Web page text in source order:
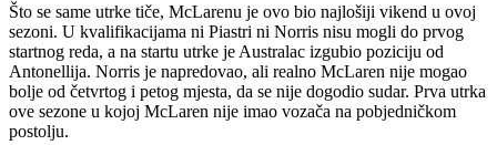
Što se same utrke tiče, McLarenu je ovo bio najlošiji vikend u ovoj
sezoni. U kvalifikacijama ni Piastri ni Norris nisu mogli do prvog
startnog reda, a na startu utrke je Australac izgubio poziciju od
Antonellija. Norris je napredovao, ali realno McLaren nije mogao
bolje od četvrtog i petog mjesta, da se nije dogodio sudar. Prva utrka
ove sezone u kojoj McLaren nije imao vozača na pobjedničkom
postolju.